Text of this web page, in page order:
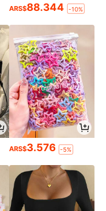
ARS$88.344 -10%
ARS$3.576 -5%